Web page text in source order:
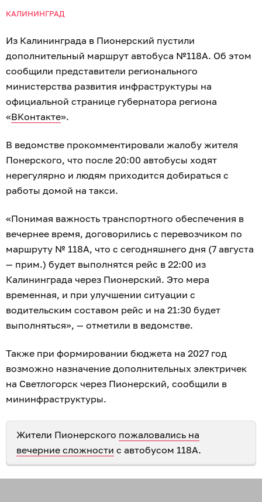
КАЛИНИНГРАД
Из Калининграда в Пионерский пустили
дополнительный маршрут автобуса №118А. Об этом
сообщили представители регионального
министерства развития инфраструктуры на
официальной странице губернатора региона
«ВКонтакте».
В ведомстве прокомментировали жалобу жителя
Понерского, что после 20:00 автобусы ходят
нерегулярно и людям приходится добираться с
работы домой на такси.
«Понимая важность транспортного обеспечения в
вечернее время, договорились с перевозчиком по
маршруту № 118А, что с сегодняшнего дня (7 августа
— прим.) будет выполнятся рейс в 22:00 из
Калининграда через Пионерский. Это мера
временная, и при улучшении ситуации с
водительским составом рейс и на 21:30 будет
выполняться», — отметили в ведомстве.
Также при формировании бюджета на 2027 год
возможно назначение дополнительных электричек
на Светлогорск через Пионерский, сообщили в
мининфраструктуры.
Жители Пионерского пожаловались на
вечерние сложности с автобусом 118А.